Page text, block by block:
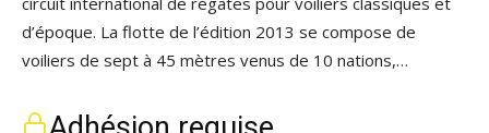
d’époque. La flotte de l’édition 2013 se compose de
voiliers de sept à 45 mètres venus de 10 nations,…